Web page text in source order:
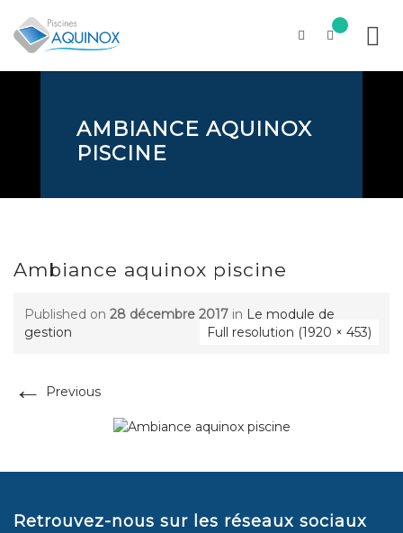
AMBIANCE AQUINOX
PISCINE
Ambiance aquinox piscine
Published on 28 décembre 2017 in Le module de
gestion
Full resolution (1920 × 453)
← Previous
Retrouvez-nous sur les réseaux sociaux